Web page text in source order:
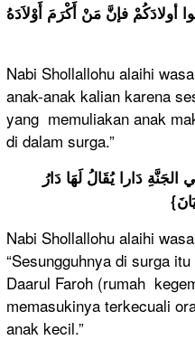
أولادَكُمْ فإنَّ مَنْ أَكْرَمَ أَوْلاَدَهُ
Nabi Shollallohu alaihi
anak-anak kalian karena
yang memuliakan anak
di dalam surga.”
دَارا يُقَالُ لَهَا دَارُ
Nabi Shollallohu alaihi
“Sesungguhnya di surga
Daarul Faroh (rumah
memasukinya terkecuali
anak kecil.”